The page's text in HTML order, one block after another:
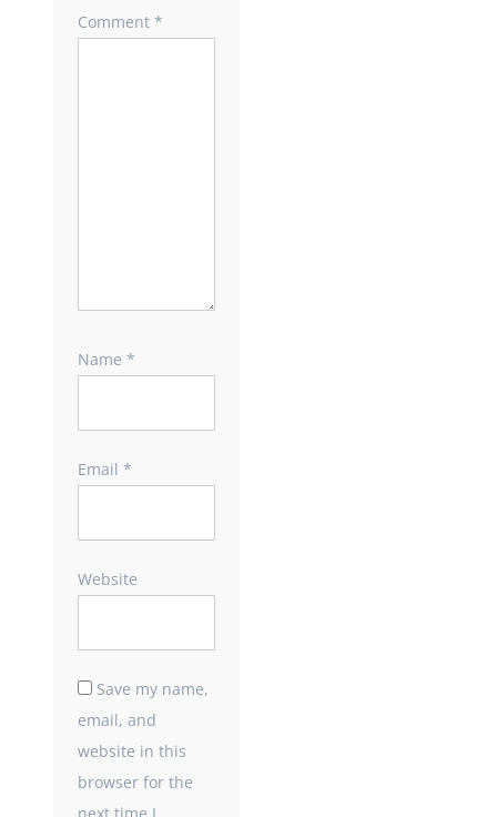
Comment *
Name *
Email *
Website
Save my name,
email, and
website in this
browser for the